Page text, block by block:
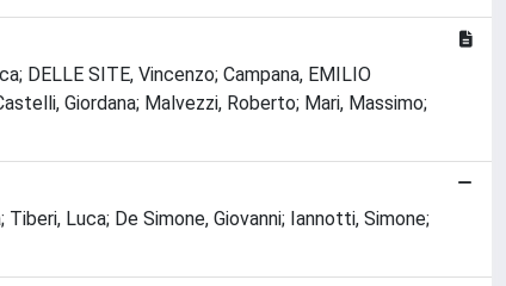
DELLE SITE, Vincenzo; Campana, EMILIO
Giordana; Malvezzi, Roberto; Mari, Massimo;
Luca; De Simone, Giovanni; Iannotti, Simone;